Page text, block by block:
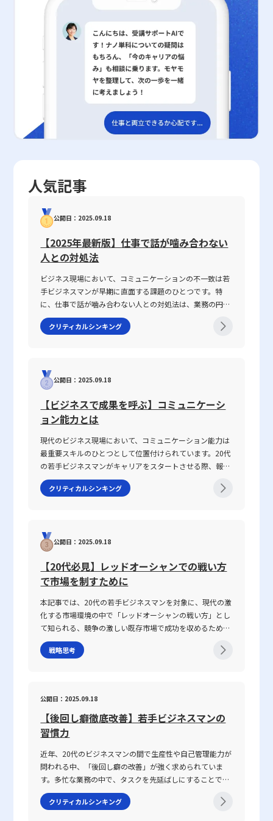
クトは、さらに具体的な実行計画やプロトタイプ開発、そして市場
テストへと展開されるため、初期段階からの綿密な評価が成功の鍵
を握っている。新たなビジネス環境において、日々変動するリスク
やチャンスに対応するため、フィジビリティスタディを通じた継続
的な評価と改善のサイクルを築くことが、現代のビジネスパーソン
にとって不可欠なスキルである。 今回の記事では、フィジビリテ
ィの定義、実施の際の注意点、さらにはその評価過程の具体的な要
素について概観してきた。20代の若手ビジネスマンは、これらの
知識を基盤として、新規事業におけるリスクマネジメントや資源配
分、組織内外との連携を図ることで、より確実な事業化戦略を策定
してほしい。現代の不確実な経済環境においては、実現可能性の正
特に、クラウド型の給与計算ソフト「マネーフォワード クラウド
給与」やその他の人事労務管理システムと連携することで、ハンズ
オンの効果測定や効率的な業務改善がリアルタイムで行える点は、
今後の導入ケースをさらに拡大させる要因となるであろう。 ま
た、企業内部だけでなく、各種行政支援や公的機関との連携によっ
て、ハンズオン支援のノウハウは中小企業の経営改善のみならず、
地域経済全体の振興にも大いに貢献する。多様な業界での成功事例
を参考に、各企業は自社の現状と目的に応じたハンズオン施策を検
は、ハンズオンという実践的な学習・支援手法について、その基本
概念から具体的な実施方法、メリット・デメリット、さらに実践事
や人事労務管理システムとの連携により、業務の効率化や効果の定
確化、関係者間の綿密なコミュニケーション、そして定期的なフィ
ードバックが不可欠である。今後、デジタルトランスフォーメーシ
ョンが進展する中、ハンズオンを通じた経営支援や人材育成は、企
業の持続的な成長にとってますます重要な手法として位置付けられ
ることが予想される。 企業が現場で自らの手を動かし、迅速かつ
実践的な改革を行うための手法として、ハンズオンは理論と実務の
架け橋として機能する。変化の激しい市場環境において、迅速な対
応と柔軟な思考は成功の鍵となる。今後も、この実践的アプローチ
加速や人材育成の強化に寄与するであろう。
せる柔軟な姿勢が必要です。また、情報共有の徹底や定期的な見直
しと更新を怠らないことで、常に最新の市場環境に即した戦略的判
断が可能となります。 特に、デジタルトランスフォーメーション
が急速に進む現代においては、ビジネスモデルキャンバスの活用が
企業の競争優位性を決定付ける要因となることは間違いありませ
ん。各要素に対して十分な検証と議論を行い、実行に移すことで、
ビジネスの全体像が明確になり、内部コミュニケーションの活性化
や市場動向に対する俊敏な対応が実現されます。 最終的に、ビジ
ネスモデルキャンバスは、単なる計画書や図表としてではなく、企
業の成長戦略の「羅針盤」として機能します。新規事業の創出や既
存事業の改善を進めるうえで、キャンバスの定期的なアップデート
実践することで、自己のキャリアや企業の持続的成長に大きく寄与
つ、ビジネスモデルキャンバスを戦略的ツールとして活用する姿勢
が、成功への鍵となるでしょう。
は多くのメリットがある一方で、企業経営におけるリスクや失敗の
可能性も孕んでいます。まず、複数の事業領域へ同時に経営資源を
分散させることで、各事業の成長を促進する一方、主力事業への集
中力が低下し、結果として経営の非効率化を招く恐れがあります。
実際に、RIZAPやAOKIホールディングス、ファーストリテイリング
の一部事例は、適切なリスクコントロールを欠いた多角化戦略が各
企業において業績悪化をもたらしたケースとして教訓となります。
また、各新規事業の市場調査や顧客分析が十分に行われない場合、
参入後に予測外のコスト増大や市場シェアの低下が発生するリスク
も無視できません。市場・顧客調査を徹底し、仮説ベースで開始し
た新規事業でも、段階的にリアルタイムのデータを用いて戦略を修
ります。そのため、各企業は事前に経営資源の強みを徹底的に洗い
確に評価する必要があります。また、集成型多角化戦略を採用する
場合は、異なる分野間での統合作業に伴うガバナンスの問題も重要
な懸念事項です。M&Aを通じた企業統合においては、買収後の経営
統合プロセスを明確に定め、失敗リスクを最小限に抑えるための対
策を講じることが求められます。このように、各多角化戦略には固
有の注意点が存在するため、導入前に十分な検討とシミュレーショ
ンが不可欠となります。 多角化戦略成功のためのポイント 多角化
戦略を成功に導くためには、以下の4つのポイントが重要です。ま
野に進出する際、仮説に基づいた調査を繰り返し行い、マーケット
との協業によって、資金や技術の面でリスクヘッジを図ることが可
能です。特に中小企業やスタートアップの場合、戦略的アライアン
スは効率的な新規事業展開の鍵を握ります。第三に、既存サービス
のマイナーチェンジや市場の微調整を行うアプローチも効果的で
たな市場に対応できる場合、その迅速な対応が競争力を高める手段
となります。第四に、完全に新規の事業立ち上げにおいては、初期
投資を小規模に抑え、段階的な成長を目指すことが推奨されます。
大規模な投資を一気に行うと、失敗した場合の財務リスクが非常に
大きくなるため、リスク管理を徹底することが求められます。これ
するのです。 まとめ 本記事では、現代の激変する市場環境におけ
る成長戦略としての多角化戦略について、4つの主要な類型（水平
それぞれ独自のメリットとリスクが存在し、特に技術力や既存事業
の強みを如何に新たな市場に転用するかが重要なポイントとなりま
す。成功事例として、富士フイルムやソニー、セブンイレブンなど
の企業が、環境変化に柔軟に対応しながら事業を多角化し、持続可
能な成長を実現しています。多角化戦略を検討する際には、市場・
段階的な投資戦略を十分に練ることが不可欠です。これにより、主
力事業とのバランスを保ちながら、新たな市場での成功を狙うこと
取り組みとして、今後も一層注目される戦略であると言えるでしょ
う。若手ビジネスマンをはじめとする新世代の経営者にとっては、
単に知識として留まらず、自社の強みを深く理解し、適切に応用す
るための実践的な戦略として、多角化戦略を学ぶことは今後のキャ
リアにおいて大きな財産となるはずです。企業が変化する市場環境
に迅速に対応し、持続的な成長を遂げるための具体策として、今回
紹介した多角化戦略の考え方と成功のポイントを、ぜひ今後の経営
人気記事
公開日：2025.09.18
【2025年最新版】仕事で話が噛み合わない
人との対処法
ビジネス現場において、コミュニケーションの不一致は若
手ビジネスマンが早期に直面する課題のひとつです。特
に、仕事で話が噛み合わない人との対処法は、業務の円滑
な遂行や信頼関係の構築に直結する重要なテーマです。
2025年の現代において、情報の多様化や働き方の変化が進
では、なぜ「話が噛み合わない状態」が生じるのか、その
原因と背景を整理するとともに、仕事で話が噛み合わない
マンが抱えるコミュニケーションギャップについて、論理
的思考を交えて解説し、実務で役立つヒントを提供しま
「話がかみ合わない状態」とは、意図や目的の認識のズ
レ、情報の伝達不足、さらには前提条件の違いにより、相
手と効果的なコミュニケーションが図れない状況を指しま
す。多くの場合、このような現象は一方的な問題ではな
く、双方の認識の不一致や話の抽象度が高すぎることから
わらないことが挙げられます。前提条件や目的が共有され
ていない場合、会話は容易に脱線し、誤解を生む原因とな
ります。さらに、個々の話し方の好みや知識量の違い、さ
らには一方の思考が整理されずに抽象的な言葉で表現され
る場合、双方の話の噛み合わなさは一層深刻になります。
話がかみ合わない現象は、単なるコミュニケーションのミ
スではなく、現代ビジネスにおける意思疎通の複雑さと密
接に関わっています。企業内の組織体制や情報共有の仕組
事で話が噛み合わない人との対処法を模索する上での鍵と
踏まえる必要があります。まず、会話の基本となる前提条
件を共有することが不可欠です。会議や打ち合わせの冒頭
で議論のゴールや目的、前提条件を再確認することで、話
の軸がぶれるのを防ぐことができます。具体的な対策とし
ては、以下の点が挙げられます。・まず、話の内容は具体
的に整理し、主語と述語を明確にすることが重要です。特
に急いでいる状況や複雑な問題を扱う場合、あいまいな表
現を避け、論点を整理して伝える努力が必要です。・次
に、相手の理解度を随時確認することが推奨されます。た
クリティカルシンキング
公開日：2025.09.18
【ビジネスで成果を呼ぶ】コミュニケーシ
ョン能力とは
現代のビジネス現場において、コミュニケーション能力は
最重要スキルのひとつとして位置付けられています。20代
の若手ビジネスマンがキャリアをスタートさせる際、報
告・連絡・相談はもちろん、上司・部下、部署間、さらに
は対外の取引先との関係構築にもおいて、この能力は不可
構成要素、日々の実践方法、注意すべきポイントまで、専
門性の高い視点で徹底解説します。また、ICTツールが急
在する現代において、コミュニケーション能力がどのよう
に成果に結び付くのか、その背景と実践的な鍛え方につい
ミュニケーション能力とは、単に情報を伝えるだけではな
く、相手の反応を予測し、意思疎通を円滑にするための高
度なスキルを指します。ビジネスにおいては、報連相やプ
レゼンテーション、会議、さらにはオンラインツールを介
した対話など、多岐にわたるシーンで求められます。この
く、個人の素質と経験が複雑に絡み合っています。「ビジ
は、論理的思考、傾聴力、発信力といった要素を統合し、
相手に正確かつ効果的なメッセージを伝えることで、相手
より、メール、チャット、ビデオ会議など多様なコミュニ
ケーション手法が登場しました。しかし、テキストや非対
面のやりとりは時に「既読未読」「いいね」といった簡易
な反応だけに頼る傾向があり、誤解や遅延が発生する可能
性があります。このため、現代のビジネスシーンでは、対
クリティカルシンキング
公開日：2025.09.18
【20代必見】レッドオーシャンでの戦い方
で市場を制すために
本記事では、20代の若手ビジネスマンを対象に、現代の激
化する市場環境の中で「レッドオーシャンの戦い方」とし
て知られる、競争の激しい既存市場で成功を収めるための
戦略や心得について、最新の事例とともに解説します。グ
ローバル化が進み、テクノロジーの急速な発展や市場環境
注意点を体系的に整理しました。 レッドオーシャンとは
「レッドオーシャン」とは、既存市場における熾烈な競争
環境を表す比喩表現です。この概念は、2005年にW・チャ
ー・オーシャン戦略』にて取り上げられ、赤く血に染まっ
た海をイメージすることで、限られた需要を巡って多数の
企業が激しく争う状況を表現しています。特に、レッドオ
ーシャの 戦い方としてのアプローチは、価格競争に終始し
やすい市場の中で如何にして自社の独自性を打ち出すか、
戦略思考
公開日：2025.09.18
【後回し癖徹底改善】若手ビジネスマンの
習慣力
近年、20代のビジネスマンの間で生産性や自己管理能力が
問われる中、「後回し癖の改善」が強く求められていま
す。多忙な業務の中で、タスクを先延ばしにすることで生
じるストレスや自信喪失、生産性の低下は、キャリア形成
において決定的なマイナス要素となりかねません。この記
クリティカルシンキング